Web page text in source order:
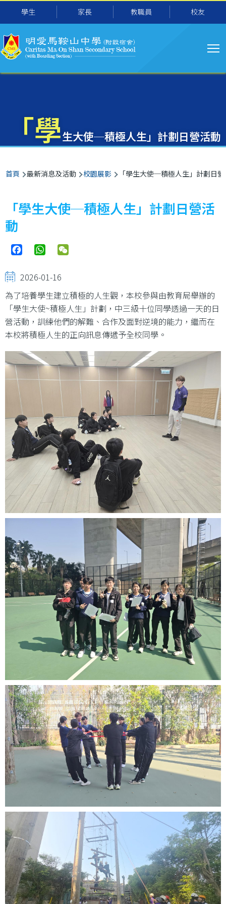
移至主內容
學生 家長 教職員 校友
导
航
「學生大使─積極人生」計劃日營活動
導
航
連
結
首頁 最新消息及活動 校園展影 「學生大使─積極人生」計劃日營
「學生大使─積極人生」計劃日營活
動
FacebookWhatsApp
2026-01-16
為了培養學生建立積極的人生觀，本校參與由教育局舉辦的
「學生大使~積極人生」計劃，中三級十位同學透過一天的日
營活動，訓練他們的解難、合作及面對逆境的能力，繼而在
本校將積極人生的正向訊息傳遞予全校同學。